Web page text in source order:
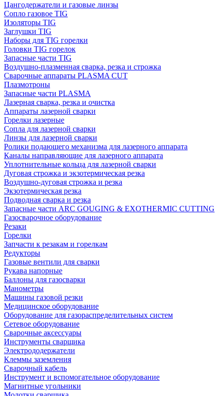
Цангодержатели и газовые линзы
Сопло газовое TIG
Изоляторы TIG
Заглушки TIG
Наборы для TIG горелки
Головки TIG горелок
Запасные части TIG
Воздушно-плазменная сварка, резка и строжка
Сварочные аппараты PLASMA CUT
Плазмотроны
Запасные части PLASMA
Лазерная сварка, резка и очистка
Аппараты лазерной сварки
Горелки лазерные
Сопла для лазерной сварки
Линзы для лазерной сварки
Ролики подающего механизма для лазерного аппарата
Каналы направляющие для лазерного аппарата
Уплотнительные кольца для лазерной сварки
Дуговая строжка и экзотермическая резка
Воздушно-дуговая строжка и резка
Экзотермическая резка
Подводная сварка и резка
Запасные части ARC GOUGING & EXOTHERMIC CUTTING
Газосварочное оборудование
Резаки
Горелки
Запчасти к резакам и горелкам
Редукторы
Газовые вентили для сварки
Рукава напорные
Баллоны для газосварки
Манометры
Машины газовой резки
Медицинское оборудование
Оборудование для газораспределительных систем
Сетевое оборудование
Сварочные аксессуары
Инструменты сварщика
Электрододержатели
Клеммы заземления
Сварочный кабель
Инструмент и вспомогательное оборудование
Магнитные угольники